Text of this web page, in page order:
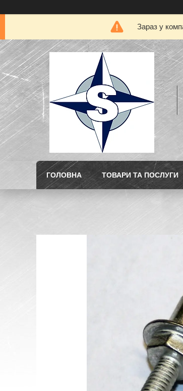
Зараз у
ГОЛОВНА ТОВАРИ ТА ПОСЛУГИ